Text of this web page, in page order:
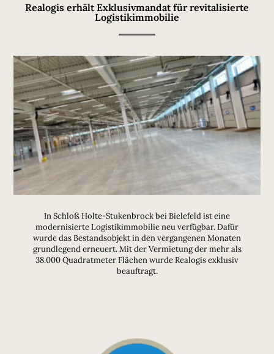
Realogis erhält Exklusivmandat für revitalisierte
Logistikimmobilie
In Schloß Holte-Stukenbrock bei Bielefeld ist eine
modernisierte Logistikimmobilie neu verfügbar. Dafür
wurde das Bestandsobjekt in den vergangenen Monaten
grundlegend erneuert. Mit der Vermietung der mehr als
38.000 Quadratmeter Flächen wurde Realogis exklusiv
beauftragt.